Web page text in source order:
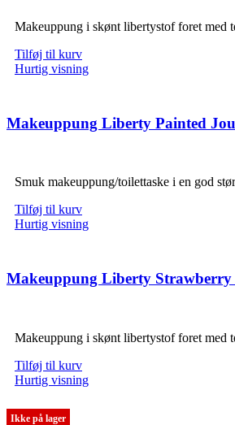
Makeuppung i skønt libertystof foret med
Tilføj til kurv
Hurtig visning
Makeuppung Liberty Painted
Smuk makeuppung/toilettaske i en god
Tilføj til kurv
Hurtig visning
Makeuppung Liberty Strawberry
Makeuppung i skønt libertystof foret med
Tilføj til kurv
Hurtig visning
Ikke på lager